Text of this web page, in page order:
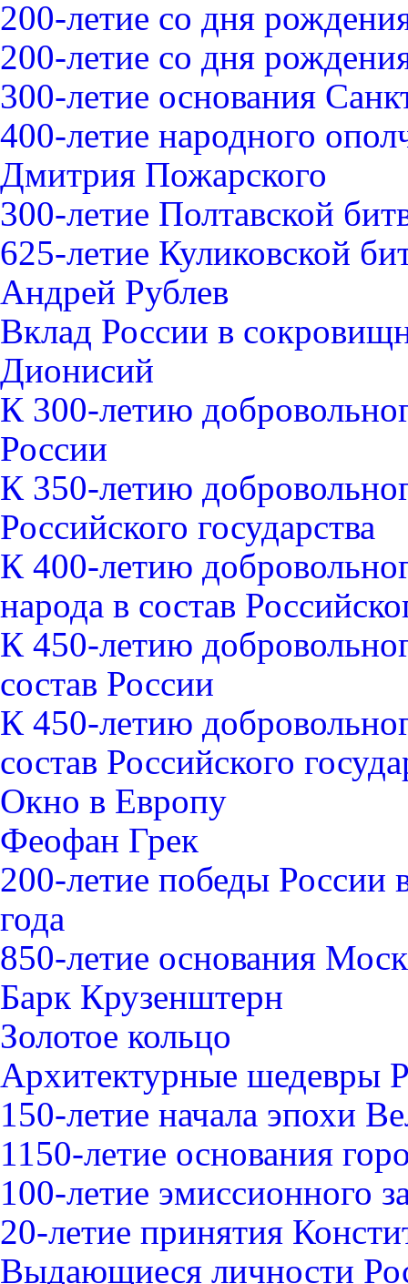
200-летие со дня
200-летие со дня
300-летие основания
400-летие народного
Дмитрия Пожарского
300-летие Полтавской
625-летие Куликовской
Андрей Рублев
Вклад России в
Дионисий
К 300-летию
России
К 350-летию
Российского государства
К 400-летию
народа в состав
К 450-летию
состав России
К 450-летию
состав Российского
Окно в Европу
Феофан Грек
200-летие победы России
года
850-летие основания
Барк Крузенштерн
Золотое кольцо
Архитектурные шедевры
150-летие начала эпохи
1150-летие основания
100-летие эмиссионного
20-летие принятия
Выдающиеся личности